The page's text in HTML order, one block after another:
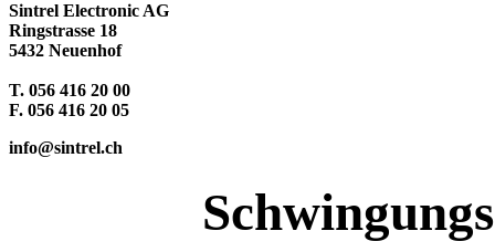
Sintrel Electronic AG
Ringstrasse 18
5432 Neuenhof
T. 056 416 20 00
F. 056 416 20 05
info@sintrel.ch